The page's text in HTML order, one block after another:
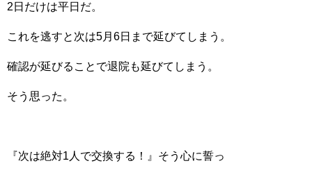
2日だけは平日だ。
これを逃すと次は5月6日まで延びてしまう。
確認が延びることで退院も延びてしまう。
そう思った。
『次は絶対1人で交換する！』そう心に誓っ